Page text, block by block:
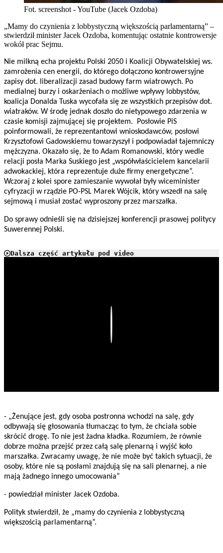
Fot. screenshot - YouTube (Jacek Ozdoba)
„Mamy do czynienia z lobbystyczną większością parlamentarną” –
stwierdził minister Jacek Ozdoba, komentując ostatnie kontrowersje
wokół prac Sejmu.
Nie milkną echa projektu Polski 2050 i Koalicji Obywatelskiej ws.
zamrożenia cen energii, do którego dołączono kontrowersyjne
zapisy dot. liberalizacji zasad budowy farm wiatrowych. Po
medialnej burzy i oskarżeniach o możliwe wpływy lobbystów,
koalicja Donalda Tuska wycofała się ze wszystkich przepisów dot.
wiatraków. W środę jednak doszło do nietypowego zdarzenia w
czasie komisji zajmującej się projektem. Posłowie PiS
poinformowali, że reprezentantowi wnioskodawców, posłowi
Krzysztofowi Gadowskiemu towarzyszył i podpowiadał tajemniczy
mężczyzna. Okazało się, że to Adam Romanowski, który wedle
relacji posła Marka Suskiego jest „współwłaścicielem kancelarii
adwokackiej, która reprezentuje duże firmy energetyczne”.
Wczoraj z kolei spore zamieszanie wywołał były wiceminister
cyfryzacji w rządzie PO-PSL Marek Wójcik, który wszedł na salę
sejmową i musiał zostać wyproszony przez marszałka.
Do sprawy odnieśli się na dzisiejszej konferencji prasowej politycy
Suwerennej Polski.
Dalsza część artykułu pod video
- „Żenujące jest, gdy osoba postronna wchodzi na salę, gdy
odbywają się głosowania tłumacząc to tym, że chciała sobie
skrócić drogę. To nie jest żadna kładka. Rozumiem, że równie
dobrze można przejść przez całą salę plenarną i wyjść koło
marszałka. Zwracamy uwagę, że nie może być takich sytuacji, że
osoby, które nie są posłami znajdują się na sali plenarnej, a nie
mają żadnego innego umocowania”
- powiedział minister Jacek Ozdoba.
Polityk stwierdził, że „mamy do czynienia z lobbystyczną
większością parlamentarną”.